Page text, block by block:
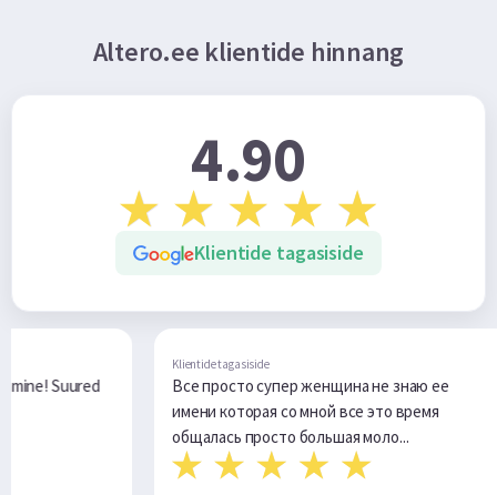
Altero.ee klientide hinnang
4.90
Klientide tagasiside
супер женщина не знаю ее
которая со мной все это время
просто большая моло...
Очень помагли в